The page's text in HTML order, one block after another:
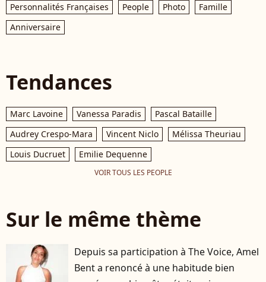
Personnalités Françaises People Photo
Famille
Anniversaire
Tendances
Marc Lavoine Vanessa Paradis
Pascal Bataille
Audrey Crespo-Mara
Vincent Niclo
Mélissa Theuriau
Louis Ducruet
Emilie Dequenne
VOIR TOUS LES PEOPLE
Sur le même thème
Depuis sa participation à The Voice, Amel
Bent a renoncé à une habitude bien